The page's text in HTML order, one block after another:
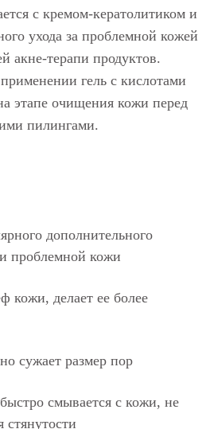
с кремом-кератолитиком и
ухода за проблемной кожей
акне-терапи продуктов.
гель с кислотами
этапе очищения кожи перед
пилингами.
дополнительного
проблемной кожи
кожи, делает ее более
сужает размер пор
смывается с кожи, не